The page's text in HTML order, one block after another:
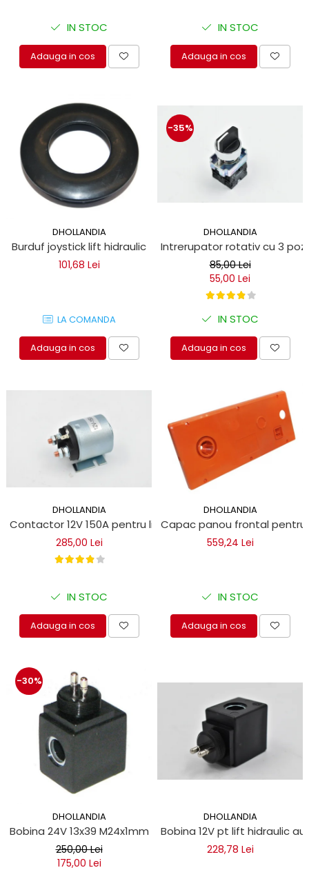
IN STOC
Adauga in cos
IN STOC
Adauga in cos
DHOLLANDIA
Burduf joystick lift hidraulic
101,68 Lei
LA COMANDA
Adauga in cos
-35%
DHOLLANDIA
Intrerupator rotativ cu 3
85,00 Lei
55,00 Lei
IN STOC
Adauga in cos
DHOLLANDIA
Contactor 12V 150A pentru lift hidraulic
285,00 Lei
IN STOC
Adauga in cos
DHOLLANDIA
Capac panou frontal pentru
559,24 Lei
IN STOC
Adauga in cos
-30%
DHOLLANDIA
Bobina 24V 13x39 M24x1mm lift hidraulic
250,00 Lei
175,00 Lei
DHOLLANDIA
Bobina 12V pt lift hidraulic
228,78 Lei